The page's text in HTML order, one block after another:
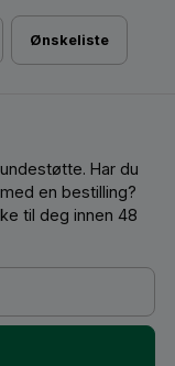
Ønskeliste
Har du
en bestilling?
til deg innen 48